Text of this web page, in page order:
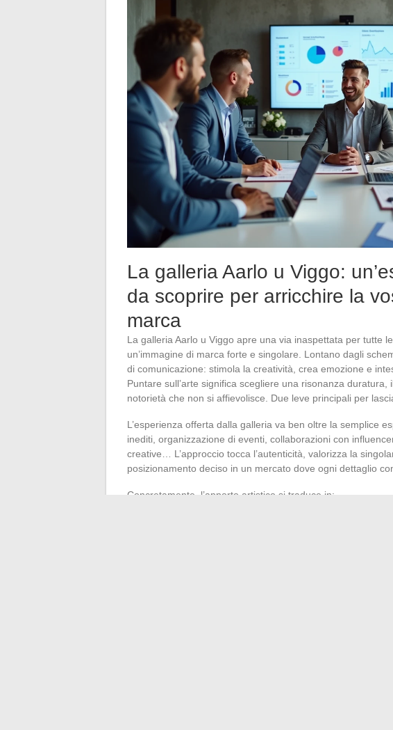
La galleria Aarlo u Viggo:
da scoprire per arricchire la
marca
La galleria Aarlo u Viggo apre una via inaspettata per tutte
un’immagine di marca forte e singolare. Lontano dagli
di comunicazione: stimola la creatività, crea emozione e
Puntare sull’arte significa scegliere una risonanza duratura,
notorietà che non si affievolisce. Due leve principali per
L’esperienza offerta dalla galleria va ben oltre la semplice
inediti, organizzazione di eventi, collaborazioni con
creative… L’approccio tocca l’autenticità, valorizza la
posizionamento deciso in un mercato dove ogni dettaglio
Concretamente, l’apporto artistico si traduce in: